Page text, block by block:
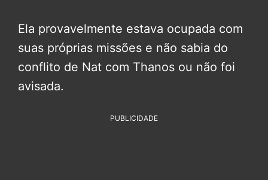
Ela provavelmente estava ocupada com
suas próprias missões e não sabia do
conflito de Nat com Thanos ou não foi
avisada.
PUBLICIDADE